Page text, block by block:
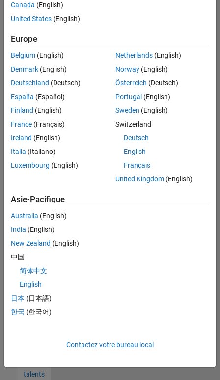
aucune
offre
d'emploi
correspondant
à vos
critères
de
recherche.
Vous
pouvez
élargir
votre
recherche
ou
afficher
l’ensemble
d'emploi.
malgré
tout
vous
trouvez
pas
d'offre
corresponde
à vos
talents
Canada (English)
United States (English)
Europe
Belgium (English)
Denmark (English)
Deutschland (Deutsch)
España (Español)
Finland (English)
France (Français)
Ireland (English)
Italia (Italiano)
Luxembourg (English)
Netherlands(English)
Norway(English)
Österreich (Deutsch)
Portugal (English)
Sweden (English)
Switzerland
Deutsch
English
Français
United Kingdom(English)
Asie-Pacifique
Australia (English)
India (English)
New Zealand (English)
中国
简体中文
English
日本 (日本語)
한국 (한국어)
Contactez votre bureau local